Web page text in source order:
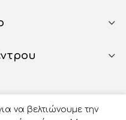
να βελτιώνουμε την